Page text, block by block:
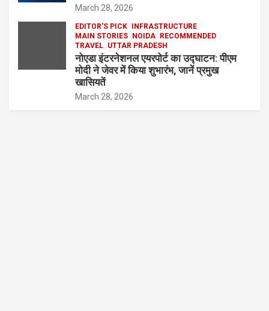
March 28, 2026
EDITOR'S PICK
INFRASTRUCTURE
MAIN STORIES
NOIDA
RECOMMENDED
TRAVEL UTTAR PRADESH
नोएडा इंटरनेशनल एयरपोर्ट का उद्घाटन: पीएम
मोदी ने जेवर में किया शुभारंभ, जानें प्रमुख
खासियतें
March 28, 2026